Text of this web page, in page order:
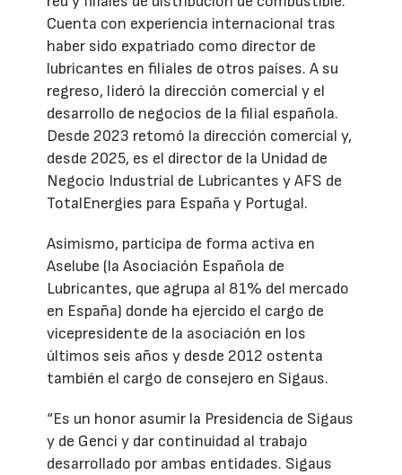
Cuenta con experiencia internacional tras
haber sido expatriado como director de
lubricantes en filiales de otros países. A su
regreso, lideró la dirección comercial y el
desarrollo de negocios de la filial española.
Desde 2023 retomó la dirección comercial y,
desde 2025, es el director de la Unidad de
Negocio Industrial de Lubricantes y AFS de
TotalEnergies para España y Portugal.
Asimismo, participa de forma activa en
Aselube (la Asociación Española de
Lubricantes, que agrupa al 81% del mercado
en España) donde ha ejercido el cargo de
vicepresidente de la asociación en los
últimos seis años y desde 2012 ostenta
también el cargo de consejero en Sigaus.
“Es un honor asumir la Presidencia de Sigaus
y de Genci y dar continuidad al trabajo
desarrollado por ambas entidades. Sigaus